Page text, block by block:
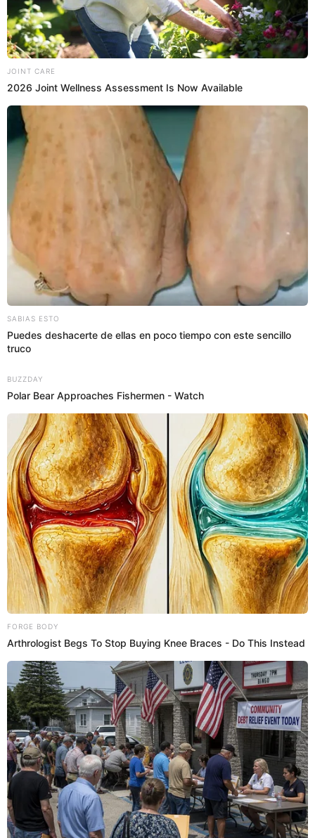
ingresa al reality.
23:59
Llegó el tiburón que podría ser un
ex
Una persona disfrazada de tiburón ingresará al reality.
Brandom piensa que es su expareja.
14/2/2023
Andrea y Leslie se besan
Andrea y Leslie,
se animan a besarse como parte del
juego.
23:54
Andrés se da beso con Brandon
Meza
Brandon Meza y Andrésparticipan en el juego. Ambos
se besan en la boca y la 'Divaza' queda en shock.
"Qué es lo que está pasando", dijo.
23:51 14/2/2023
La Divaza sorprende con pedido
en una zona de su cuerpo y su ex
acepta
La Divazase unió al juego y señaló que Andrés, su ex,
lo besara en su genital. Sin embargo, la 'Divaza' no
quedó a gusto con el beso de su expareja. "Siento que
no viene la recuperación", dijo,
23:46 14/2/2023
Christian Renaud y Andrea son la
segunda pareja en el juego
Christian Renaud y Andrease besan luego que ella
haya elegido esa parte de su cuerpo para que sea
besado. Ambos no se separan y los demás